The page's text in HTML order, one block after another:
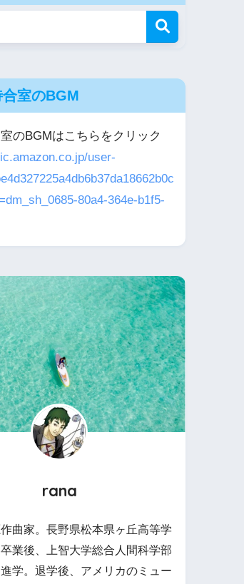
室のBGM
のBGMはこちらをクリック
user-
80a4-364e-b1f5-
rana
曲家。長野県松本県ヶ丘高等学
業後、上智大学総合人間科学部
学。退学後、アメリカのミュー